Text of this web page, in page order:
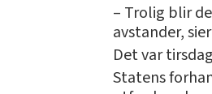
– Trolig blir
avstander,
Det var
Statens